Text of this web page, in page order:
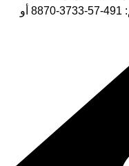
نبيعها، يمكنك الاتصال بنا مجاناً على الرقم: 491-57-3733-8870 أو